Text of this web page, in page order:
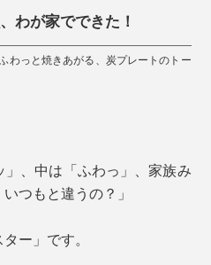
わが家でできた！
わっと焼きあがる、炭プレートのトー
、中は「ふわっ」、家族み
つもと違うの？」
ー」です。